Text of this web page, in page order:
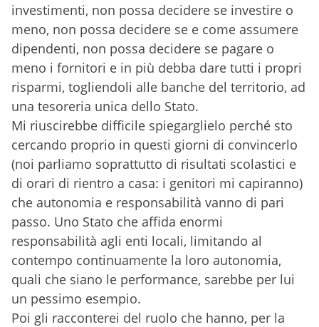
investimenti, non possa decidere se investire o
meno, non possa decidere se e come assumere
dipendenti, non possa decidere se pagare o
meno i fornitori e in più debba dare tutti i propri
risparmi, togliendoli alle banche del territorio, ad
una tesoreria unica dello Stato.
Mi riuscirebbe difficile spiegarglielo perché sto
cercando proprio in questi giorni di convincerlo
(noi parliamo soprattutto di risultati scolastici e
di orari di rientro a casa: i genitori mi capiranno)
che autonomia e responsabilità vanno di pari
passo. Uno Stato che affida enormi
responsabilità agli enti locali, limitando al
contempo continuamente la loro autonomia,
quali che siano le performance, sarebbe per lui
un pessimo esempio.
Poi gli racconterei del ruolo che hanno, per la